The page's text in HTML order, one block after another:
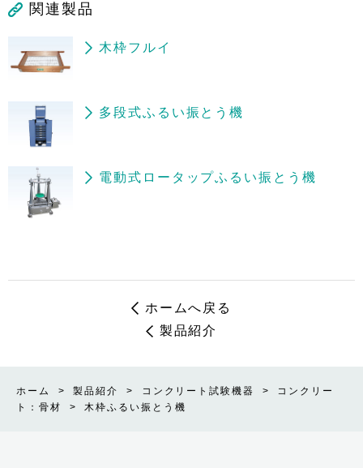
関連製品
木枠フルイ
多段式ふるい振とう機
電動式ロータップふるい振とう機
製品紹介
ホームへ戻る
ホーム >製品紹介 > コンクリート試験機器 > コンクリー
ト：骨材
>木枠ふるい振とう機